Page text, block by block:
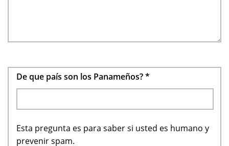
De que país son los Panameños?*
Esta pregunta es para saber si usted es humano y
prevenir spam.